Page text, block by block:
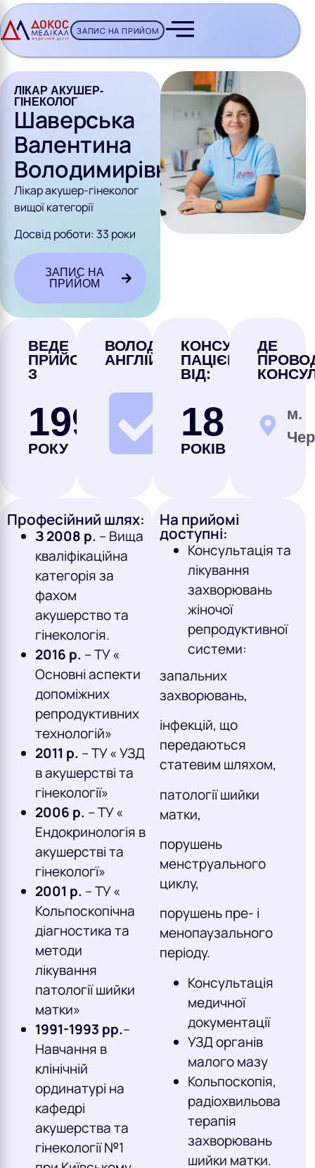
ЗАПИС НА ПРИЙОМ
ЛІКАР АКУШЕР-
ГІНЕКОЛОГ
Шаверська
Валентина
Володимирівна
Лікар акушер-гінеколог
вищої категорії
Досвід роботи: 33 роки
ЗАПИС НА
ПРИЙОМ
ВЕДЕ
ПРИЙОМ
З
1993
РОКУ
ВОЛОДІЄ
АНГЛІЙСЬКОЮ
Hi
КОНСУЛЬТУЄ
ПАЦІЄНТІВ
ВІД:
18
РОКІВ
ДЕ
м.
Професійний шлях:
З 2008 р. – Вища
кваліфікаційна
категорія за
фахом
акушерство та
гінекологія.
2016 р. – ТУ «
Основні аспекти
допоміжних
репродуктивних
технологій»
2011 р. – ТУ « УЗД
в акушерстві та
гінекології»
2006 р. – ТУ «
Ендокринологія в
акушерстві та
гінекологї»
2001 р. – ТУ «
Кольпоскопічна
діагностика та
методи
лікування
патології шийки
матки»
1991-1993 рр.–
Навчання в
клінічній
ординатурі на
кафедрі
акушерства та
гінекології №1
На прийомі
доступні:
Консультація та
лікування
захворювань
жіночої
репродуктивної
системи:
запальних
захворювань,
інфекцій, що
передаються
статевим шляхом,
патології шийки
матки,
порушень
менструального
циклу,
порушень пре- і
менопаузального
періоду.
Консультація
медичної
документації
УЗД органів
малого мазу
Кольпоскопія,
радіохвильова
терапія
захворювань
шийки матки.
BUTTON